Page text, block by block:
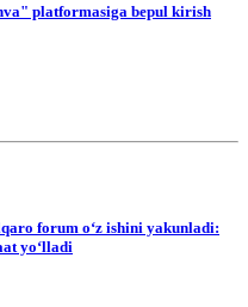
platformasiga bepul kirish
forum o‘z ishini yakunladi:
yo‘lladi